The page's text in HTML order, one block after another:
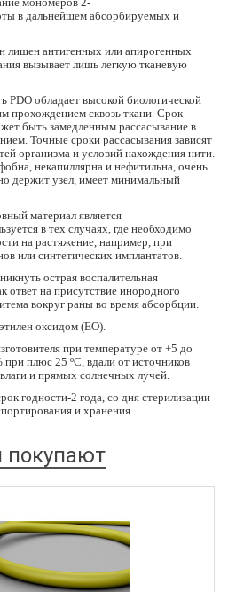
в дальнейшем абсорбируемых и
лишен антигенных или апирогенных
вызывает лишь легкую тканевую
PDO обладает высокой биологической
прохождением сквозь ткани. Срок
быть замедленным рассасывание в
Точные сроки рассасывания зависят
организма и условий нахождения нити.
некапиллярна и нефитильна, очень
держит узел, имеет минимальный
материал является
в тех случаях, где необходимо
на растяжение, например, при
или синтетических имплантатов.
острая воспалительная
ответ на присутствие инородного
вокруг раны во время абсорбции.
оксидом (ЕО).
при температуре от +5 до
плюс 25 ºС, вдали от источников
и прямых солнечных лучей.
годности-2 года, со дня стерилизации
и хранения.
покупают